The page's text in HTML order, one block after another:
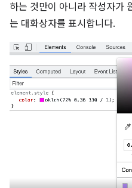
하는 것만이 아니라 작성자가
는 대화상자를 표시합니다.